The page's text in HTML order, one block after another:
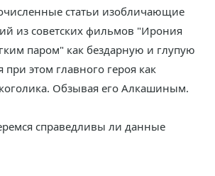
статьи изобличающие
из советских фильмов "Ирония
паром" как бездарную и глупую
этом главного героя как
Обзывая его Алкашиным.
справедливы ли данные